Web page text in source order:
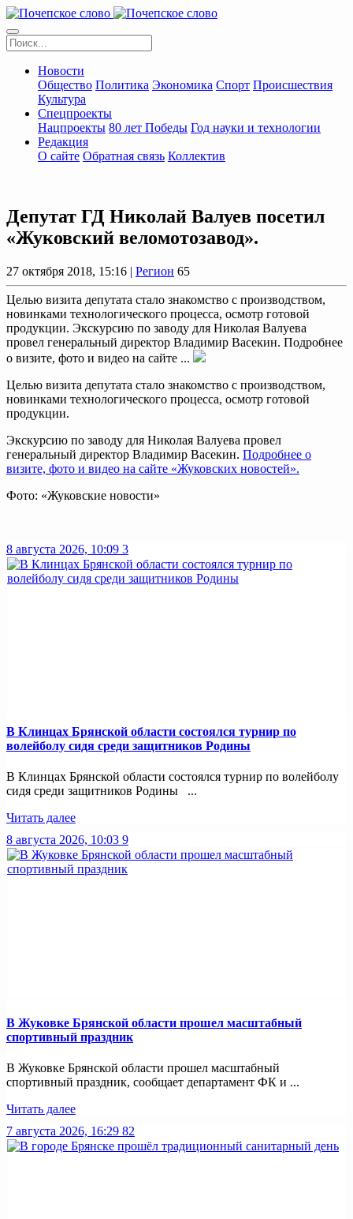
Новости
Общество Политика Экономика Спорт Происшествия
Культура
Спецпроекты
Нацпроекты 80 лет Победы Год науки и технологии
Редакция
О сайте Обратная связь Коллектив
Депутат ГД Николай Валуев посетил
«Жуковский веломотозавод».
27 октября 2018, 15:16 | Регион 65
Целью визита депутата стало знакомство с производством,
новинками технологического процесса, осмотр готовой
продукции. Экскурсию по заводу для Николая Валуева
провел генеральный директор Владимир Васекин. Подробнее
о визите, фото и видео на сайте ...
Целью визита депутата стало знакомство с производством,
новинками технологического процесса, осмотр готовой
продукции.
Экскурсию по заводу для Николая Валуева провел
генеральный директор Владимир Васекин. Подробнее о
визите, фото и видео на сайте «Жуковских новостей».
Фото: «Жуковские новости»
8 августа 2026, 10:09 3
В Клинцах Брянской области состоялся турнир по
волейболу сидя среди защитников Родины
В Клинцах Брянской области состоялся турнир по волейболу
сидя среди защитников Родины ...
Читать далее
8 августа 2026, 10:03 9
В Жуковке Брянской области прошел масштабный
спортивный праздник
В Жуковке Брянской области прошел масштабный
спортивный праздник, сообщает департамент ФК и ...
Читать далее
7 августа 2026, 16:29 82